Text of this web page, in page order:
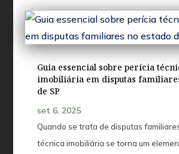
Guia essencial sobre perícia
imobiliária em disputas
de SP
set 6, 2025
Quando se trata de disputas
técnica imobiliária se torna um